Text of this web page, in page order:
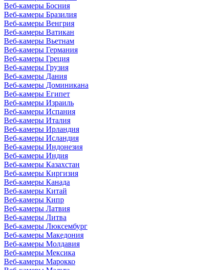
Веб-камеры Босния
Веб-камеры Бразилия
Веб-камеры Венгрия
Веб-камеры Ватикан
Веб-камеры Вьетнам
Веб-камеры Германия
Веб-камеры Греция
Веб-камеры Грузия
Веб-камеры Дания
Веб-камеры Доминикана
Веб-камеры Египет
Веб-камеры Израиль
Веб-камеры Испания
Веб-камеры Италия
Веб-камеры Ирландия
Веб-камеры Исландия
Веб-камеры Индонезия
Веб-камеры Индия
Веб-камеры Казахстан
Веб-камеры Киргизия
Веб-камеры Канада
Веб-камеры Китай
Веб-камеры Кипр
Веб-камеры Латвия
Веб-камеры Литва
Веб-камеры Люксембург
Веб-камеры Македония
Веб-камеры Молдавия
Веб-камеры Мексика
Веб-камеры Марокко